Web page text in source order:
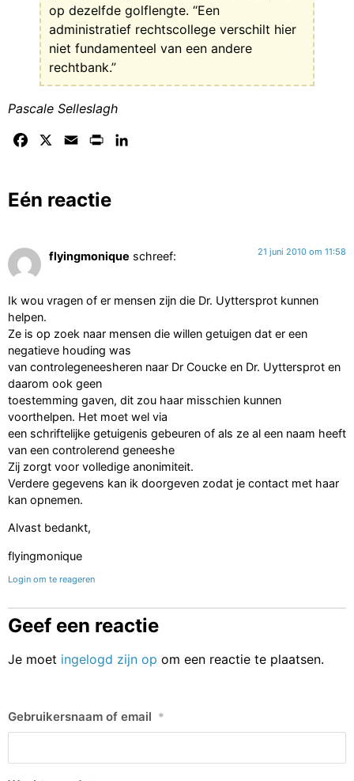
op dezelfde golflengte. “Een
administratief rechtscollege verschilt hier
niet fundamenteel van een andere
rechtbank.”
Pascale Selleslagh
Facebook Email Print
Eén reactie
flyingmonique schreef: 21 juni 2010 om 11:58
Ik wou vragen of er mensen zijn die Dr. Uyttersprot kunnen
helpen.
Ze is op zoek naar mensen die willen getuigen dat er een
negatieve houding was
van controlegeneesheren naar Dr Coucke en Dr. Uyttersprot en
daarom ook geen
toestemming gaven, dit zou haar misschien kunnen
voorthelpen. Het moet wel via
een schriftelijke getuigenis gebeuren of als ze al een naam heeft
van een controlerend geneeshe
Zij zorgt voor volledige anonimiteit.
Verdere gegevens kan ik doorgeven zodat je contact met haar
kan opnemen.
Alvast bedankt,
flyingmonique
Login om te reageren
Geef een reactie
Je moet ingelogd zijn op om een reactie te plaatsen.
Gebruikersnaam of email *